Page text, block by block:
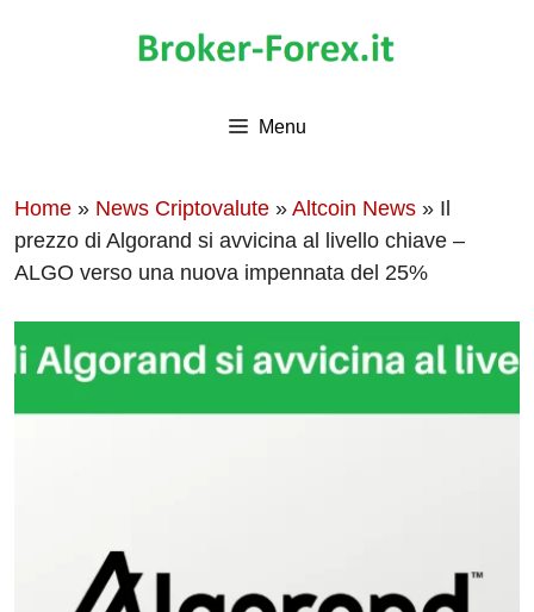
Menu
Home » News Criptovalute » Altcoin News » Il
prezzo di Algorand si avvicina al livello chiave –
ALGO verso una nuova impennata del 25%